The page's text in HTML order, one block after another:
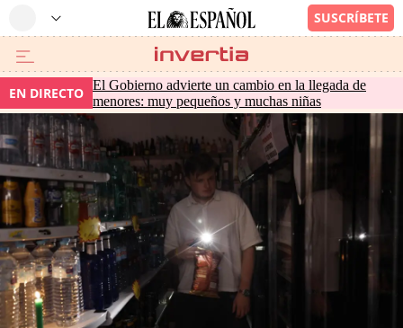
EN DIRECTO El Gobierno advierte un cambio en la llegada de
menores: muy pequeños y muchas niñas